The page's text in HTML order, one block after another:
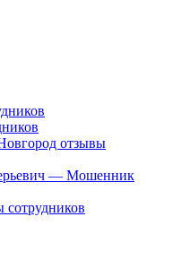
отзывы
— Мошенник